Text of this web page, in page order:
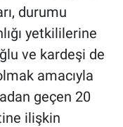
durumu
yetkililerine
ve kardeşi de
amacıyla
geçen 20
ilişkin